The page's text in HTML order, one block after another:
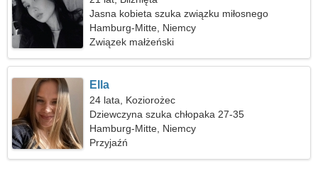
Jasna kobieta szuka związku miłosnego
Hamburg-Mitte, Niemcy
Związek małżeński
Ella
24 lata, Koziorożec
Dziewczyna szuka chłopaka 27-35
Hamburg-Mitte, Niemcy
Przyjaźń